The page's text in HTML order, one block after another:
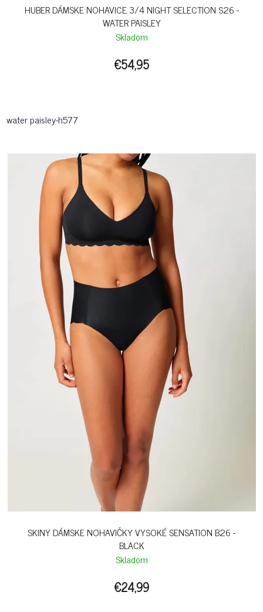
HUBER DÁMSKE NOHAVICE 3/4 NIGHT SELECTION S26 -
WATER PAISLEY
Skladom
€54,95
water paisley-h577
SKINY DÁMSKE NOHAVIČKY VYSOKÉ SENSATION B26 -
BLACK
Skladom
€24,99